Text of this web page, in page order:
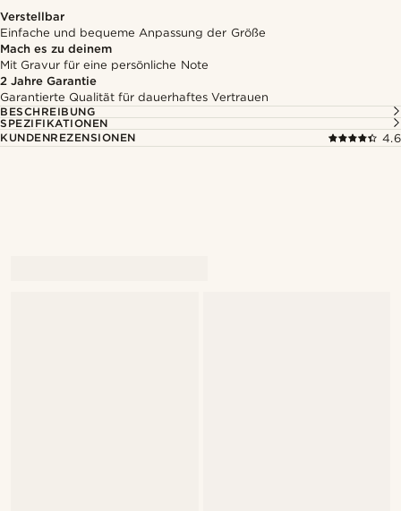
Verstellbar
Einfache und bequeme Anpassung der Größe
Mach es zu deinem
Mit Gravur für eine persönliche Note
2 Jahre Garantie
Garantierte Qualität für dauerhaftes Vertrauen
BESCHREIBUNG
SPEZIFIKATIONEN
KUNDENREZENSIONEN
4.6